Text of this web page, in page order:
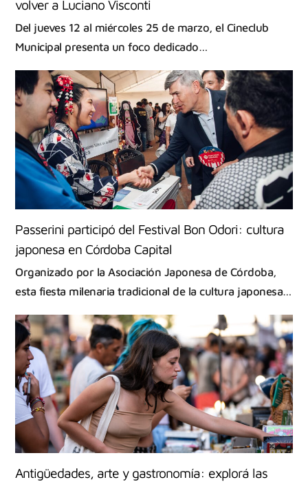
volver a Luciano Visconti
Del jueves 12 al miércoles 25 de marzo, el Cineclub
Municipal presenta un foco dedicado…
Passerini participó del Festival Bon Odori: cultura
japonesa en Córdoba Capital
Organizado por la Asociación Japonesa de Córdoba,
esta fiesta milenaria tradicional de la cultura japonesa…
Antigüedades, arte y gastronomía: explorá las